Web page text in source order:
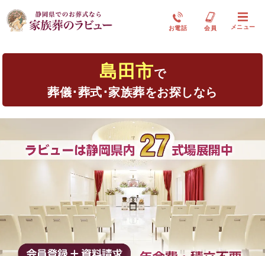
お電話 会員 メニュー
島田市で
葬儀･葬式･家族葬をお探しなら